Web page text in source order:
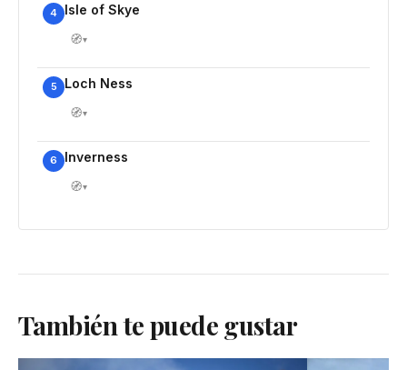
4 Isle of Skye
🧭▾
5 Loch Ness
🧭▾
6 Inverness
🧭▾
También te puede gustar